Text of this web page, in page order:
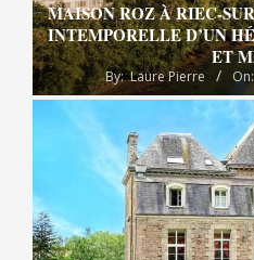
MAISON ROZ À RIEC-
INTEMPORELLE D’UN
ET
By: Laure Pierre On: